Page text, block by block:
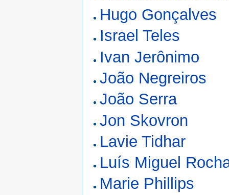
Hugo Gonçalves
Israel Teles
Ivan Jerônimo
João Negreiros
João Serra
Jon Skovron
Lavie Tidhar
Luís Miguel
Marie Phillips